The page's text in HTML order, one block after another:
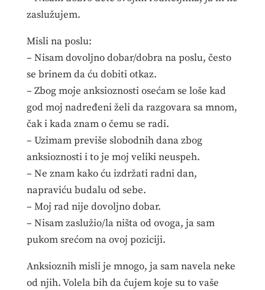
zaslužujem.
Misli na poslu:
– Nisam dovoljno dobar/dobra na poslu, često
se brinem da ću dobiti otkaz.
– Zbog moje anksioznosti osećam se loše kad
god moj nadređeni želi da razgovara sa mnom,
čak i kada znam o čemu se radi.
– Uzimam previše slobodnih dana zbog
anksioznosti i to je moj veliki neuspeh.
– Ne znam kako ću izdržati radni dan,
napraviću budalu od sebe.
– Moj rad nije dovoljno dobar.
– Nisam zaslužio/la ništa od ovoga, ja sam
pukom srećom na ovoj poziciji.
Anksioznih misli je mnogo, ja sam navela neke
od njih. Volela bih da čujem koje su to vaše